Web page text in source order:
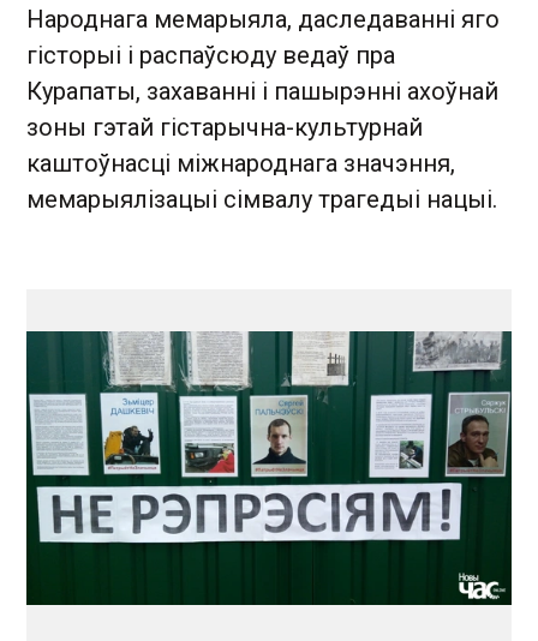
Народнага мемарыяла, даследаванні яго
гісторыі і распаўсюду ведаў пра
Курапаты, захаванні і пашырэнні ахоўнай
зоны гэтай гістарычна-культурнай
каштоўнасці міжнароднага значэння,
мемарыялізацыі сімвалу трагедыі нацыі.